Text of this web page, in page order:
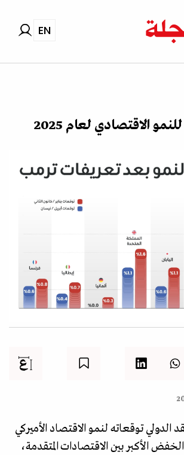
EN
الاقتصادي لعام 2025
توقعاته لنمو الاقتصاد الأميركي
الأكبر بين الاقتصادات المتقدمة،